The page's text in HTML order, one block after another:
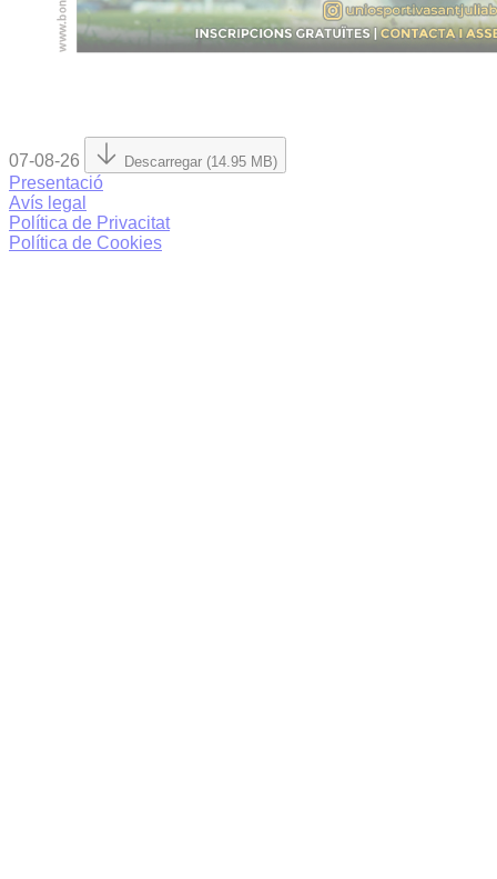
07-08-26 Descarregar (14.95 MB)
Presentació
Avís legal
Política de Privacitat
Política de Cookies